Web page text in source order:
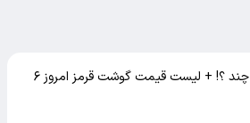
گوشت خورشتی کیلویی چند ؟! + لیست قیمت گوشت قرمز امروز ۶